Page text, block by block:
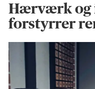
Hærværk og
forstyrrer